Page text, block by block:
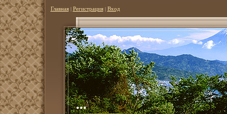
Главная| Регистрация| Вход
...